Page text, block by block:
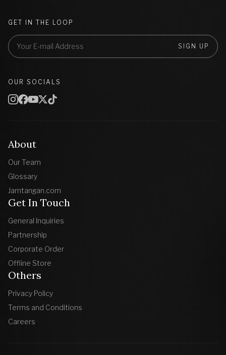
About
Our Team
Glossary
Jamtangan.com
Get In Touch
General Inquiries
Partnership
Corporate Order
Offline Store
Others
Privacy Policy
Terms and Conditions
Careers
GET IN THE LOOP
SIGN UP
OUR SOCIALS